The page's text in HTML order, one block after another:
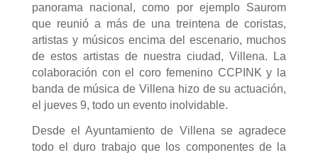
panorama nacional, como por ejemplo Saurom
que reunió a más de una treintena de coristas,
artistas y músicos encima del escenario, muchos
de estos artistas de nuestra ciudad, Villena. La
colaboración con el coro femenino CCPINK y la
banda de música de Villena hizo de su actuación,
el jueves 9, todo un evento inolvidable.
Desde el Ayuntamiento de Villena se agradece
todo el duro trabajo que los componentes de la